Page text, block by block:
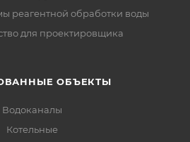
реагентной обработки воды
для проектировщика
ОБЪЕКТЫ
Водоканалы
Котельные